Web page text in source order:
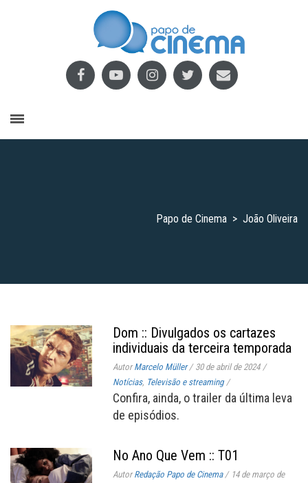
Papo de Cinema > João Oliveira
Dom :: Divulgados os cartazes
individuais da terceira temporada
AutorMarcelo Müller / 30 de abril de 2024 /
Notícias, Televisão e streaming /
Confira, ainda, o trailer da última leva
de episódios.
No Ano Que Vem :: T01
AutorRedação Papo de Cinema / 14 de março de